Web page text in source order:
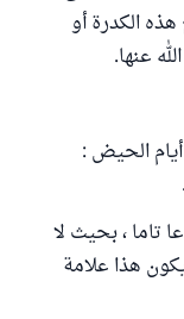
الكدرة أو
عنها.
الحيض :
تاما ، بحيث لا
هذا علامة